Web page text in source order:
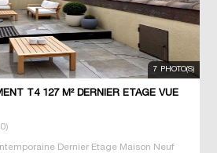
7 PHOTO(S)
T4 127 M² DERNIER ETAGE VUE
)
Dernier Etage Maison Neuf